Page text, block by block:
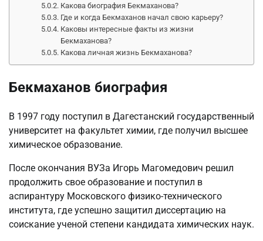
Какова биография Бекмаханова?
Где и когда Бекмаханов начал свою карьеру?
Каковы интересные факты из жизни
Бекмаханова?
Какова личная жизнь Бекмаханова?
Бекмаханов биография
В 1997 году поступил в Дагестанский государственный
университет на факультет химии, где получил высшее
химическое образование.
После окончания ВУЗа Игорь Магомедович решил
продолжить свое образование и поступил в
аспирантуру Московского физико-технического
института, где успешно защитил диссертацию на
соискание ученой степени кандидата химических наук.